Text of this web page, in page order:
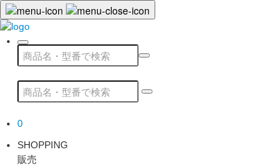
0
SHOPPING
販売